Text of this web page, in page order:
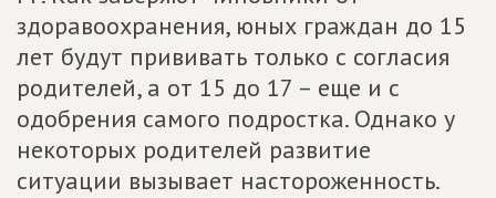
здоравоохранения, юных граждан до 15
лет будут прививать только с согласия
родителей, а от 15 до 17 – еще и с
одобрения самого подростка. Однако у
некоторых родителей развитие
ситуации вызывает настороженность.